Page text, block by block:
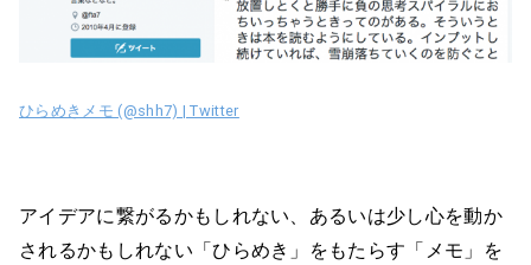
ひらめきメモ (@shh7) | Twitter
アイデアに繋がるかもしれない、あるいは少し心を動か
されるかもしれない「ひらめき」をもたらす「メモ」を